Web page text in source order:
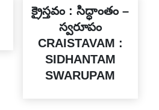
క్రైస్తవం : సిద్ధాంతం –
స్వరూపం
CRAISTAVAM :
SIDHANTAM
SWARUPAM